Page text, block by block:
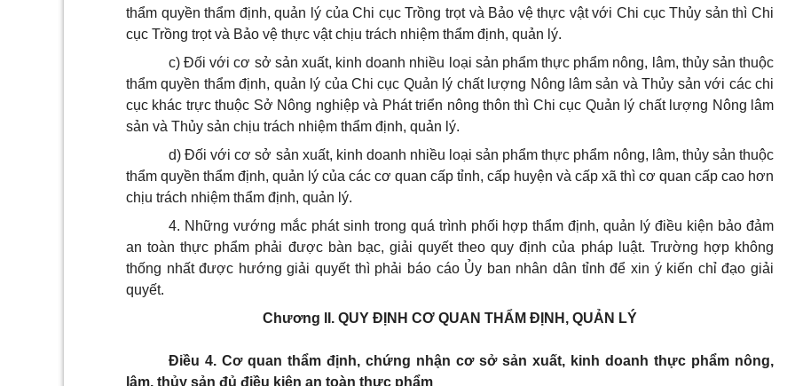
thẩm quyền thẩm định, quản lý của Chi cục Trồng trọt và Bảo vệ thực vật với Chi cục Thủy sản thì Chi
cục Trồng trọt và Bảo vệ thực vật chịu trách nhiệm thẩm định, quản lý.
c) Đối với cơ sở sản xuất, kinh doanh nhiều loại sản phẩm thực phẩm nông, lâm, thủy sản thuộc
thẩm quyền thẩm định, quản lý của Chi cục Quản lý chất lượng Nông lâm sản và Thủy sản với các chi
cục khác trực thuộc Sở Nông nghiệp và Phát triển nông thôn thì Chi cục Quản lý chất lượng Nông lâm
sản và Thủy sản chịu trách nhiệm thẩm định, quản lý.
d) Đối với cơ sở sản xuất, kinh doanh nhiều loại sản phẩm thực phẩm nông, lâm, thủy sản thuộc
thẩm quyền thẩm định, quản lý của các cơ quan cấp tỉnh, cấp huyện và cấp xã thì cơ quan cấp cao hơn
chịu trách nhiệm thẩm định, quản lý.
4. Những vướng mắc phát sinh trong quá trình phối hợp thẩm định, quản lý điều kiện bảo đảm
an toàn thực phẩm phải được bàn bạc, giải quyết theo quy định của pháp luật. Trường hợp không
thống nhất được hướng giải quyết thì phải báo cáo Ủy ban nhân dân tỉnh để xin ý kiến chỉ đạo giải
quyết.
Chương II. QUY ĐỊNH CƠ QUAN THẨM ĐỊNH, QUẢN LÝ
Điều 4. Cơ quan thẩm định, chứng nhận cơ sở sản xuất, kinh doanh thực phẩm nông,
lâm, thủy sản đủ điều kiện an toàn thực phẩm